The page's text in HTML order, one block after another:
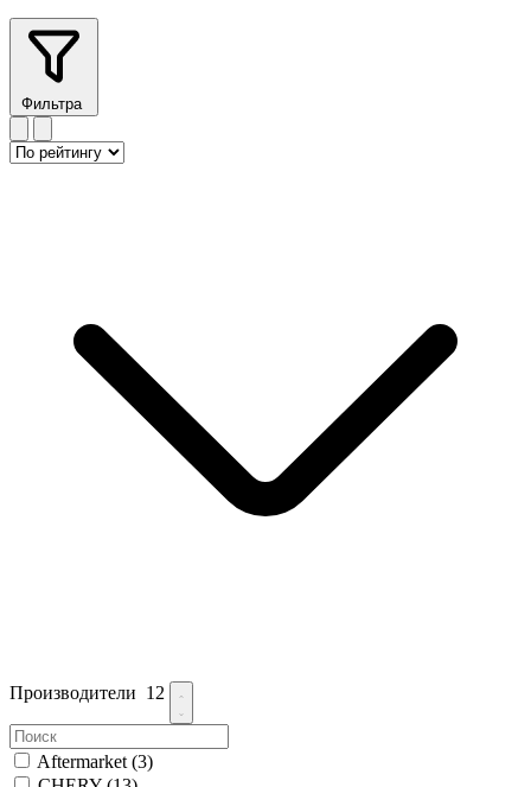
Фильтра
Производители 12
Aftermarket(3)